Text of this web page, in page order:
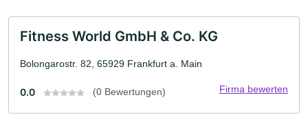
Fitness World GmbH & Co. KG
Bolongarostr. 82, 65929 Frankfurt a. Main
0.0 (0 Bewertungen) Firma bewerten